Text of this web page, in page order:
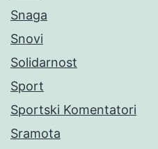
Snaga
Snovi
Solidarnost
Sport
Sportski Komentatori
Sramota